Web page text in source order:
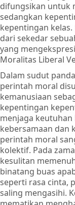
difungsikan untuk
sedangkan
kepentingan
dari sekedar
yang
Moralitas Liberal
Dalam sudut
perintah moral
kemanusiaan
kepentingan
menjaga
kebersamaan dan
perintah moral
kolektif. Pada
kesulitan
binatang buas
seperti rasa cinta,
saling mengasihi.